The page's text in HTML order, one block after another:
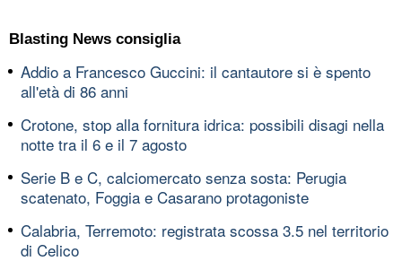
Blasting News consiglia
Addio a Francesco Guccini: il cantautore si è spento
all'età di 86 anni
Crotone, stop alla fornitura idrica: possibili disagi nella
notte tra il 6 e il 7 agosto
Serie B e C, calciomercato senza sosta: Perugia
scatenato, Foggia e Casarano protagoniste
Calabria, Terremoto: registrata scossa 3.5 nel territorio
di Celico